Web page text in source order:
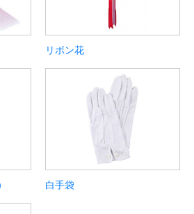
リボン花
白手袋